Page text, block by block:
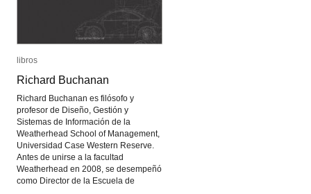
libros
Richard Buchanan
Richard Buchanan es filósofo y
profesor de Diseño, Gestión y
Sistemas de Información de la
Weatherhead School of Management,
Universidad Case Western Reserve.
Antes de unirse a la facultad
Weatherhead en 2008, se desempeñó
como Director de la Escuela de
libros
Richard Buchanan